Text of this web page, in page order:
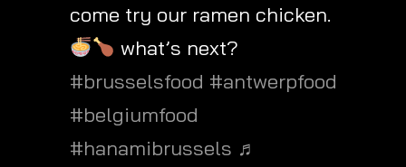
come try our ramen chicken.
what’s next?
#brusselsfood #antwerpfood
#belgiumfood
#hanamibrussels ♬